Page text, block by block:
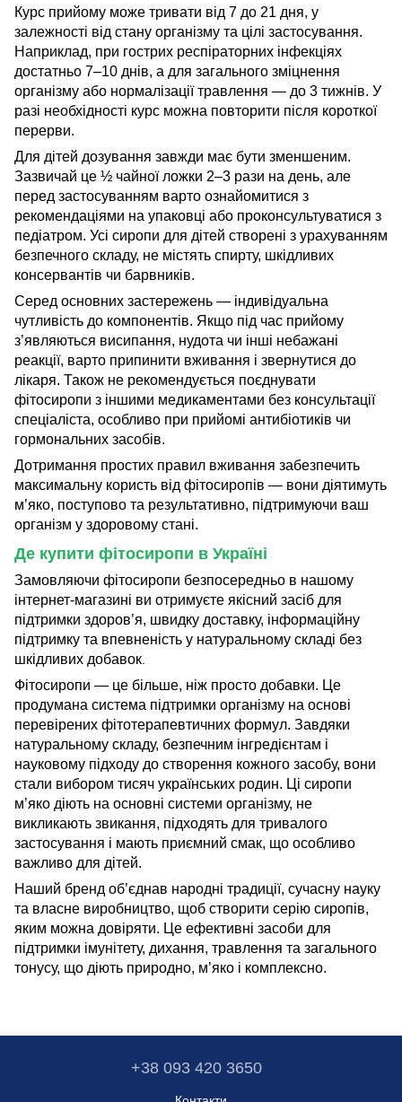
Курс прийому може тривати від 7 до 21 дня, у
залежності від стану організму та цілі застосування.
Наприклад, при гострих респіраторних інфекціях
достатньо 7–10 днів, а для загального зміцнення
організму або нормалізації травлення — до 3 тижнів. У
разі необхідності курс можна повторити після короткої
перерви.
Для дітей дозування завжди має бути зменшеним.
Зазвичай це ½ чайної ложки 2–3 рази на день, але
перед застосуванням варто ознайомитися з
рекомендаціями на упаковці або проконсультуватися з
педіатром. Усі сиропи для дітей створені з урахуванням
безпечного складу, не містять спирту, шкідливих
консервантів чи барвників.
Серед основних застережень — індивідуальна
чутливість до компонентів. Якщо під час прийому
з’являються висипання, нудота чи інші небажані
реакції, варто припинити вживання і звернутися до
лікаря. Також не рекомендується поєднувати
фітосиропи з іншими медикаментами без консультації
спеціаліста, особливо при прийомі антибіотиків чи
гормональних засобів.
Дотримання простих правил вживання забезпечить
максимальну користь від фітосиропів — вони діятимуть
м’яко, поступово та результативно, підтримуючи ваш
організм у здоровому стані.
Де купити фітосиропи в Україні
Замовляючи фітосиропи безпосередньо в нашому
інтернет-магазині ви отримуєте якісний засіб для
підтримки здоров’я, швидку доставку, інформаційну
підтримку та впевненість у натуральному складі без
шкідливих добавок.
Фітосиропи — це більше, ніж просто добавки. Це
продумана система підтримки організму на основі
перевірених фітотерапевтичних формул. Завдяки
натуральному складу, безпечним інгредієнтам і
науковому підходу до створення кожного засобу, вони
стали вибором тисяч українських родин. Ці сиропи
м’яко діють на основні системи організму, не
викликають звикання, підходять для тривалого
застосування і мають приємний смак, що особливо
важливо для дітей.
Наший бренд об’єднав народні традиції, сучасну науку
та власне виробництво, щоб створити серію сиропів,
яким можна довіряти. Це ефективні засоби для
підтримки імунітету, дихання, травлення та загального
тонусу, що діють природно, м’яко і комплексно.
+38 093 420 3650